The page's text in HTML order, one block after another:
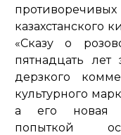
казахстанского
«Сказу о
пятнадцать
дерзкого
культурного
а его новая
попыткой